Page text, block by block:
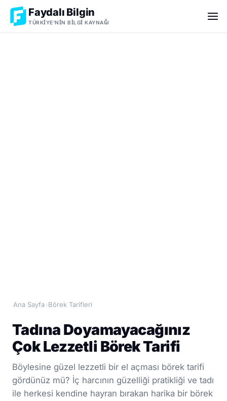
Faydalı Bilgin
TÜRKIYE'NIN BILGI KAYNAĞI
Ana Sayfa ›Börek Tarifleri
Tadına Doyamayacağınız
Çok Lezzetli Börek Tarifi
Böylesine güzel lezzetli bir el açması börek tarifi
gördünüz mü? İç harcının güzelliği pratikliği ve tadı
ile herkesi kendine hayran bırakan harika bir börek